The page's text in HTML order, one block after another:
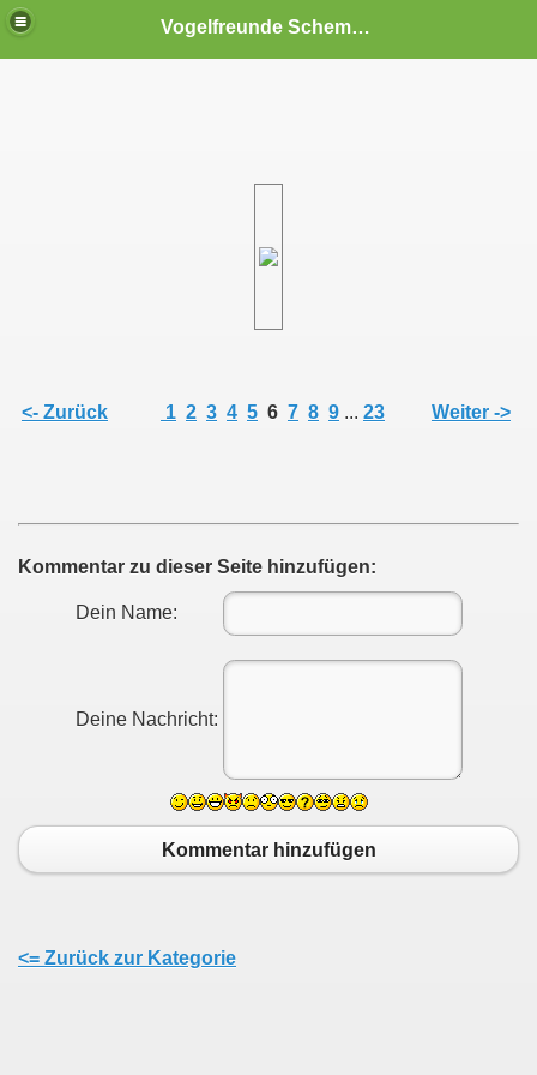
Vogelfreunde Schemmerberg und Umgebung e.V.
<- Zurück 1 2 3 4 5 6 7 8 9 ... 23 Weiter ->
Kommentar zu dieser Seite hinzufügen:
Dein Name:
Deine Nachricht:
Kommentar hinzufügen
<= Zurück zur Kategorie